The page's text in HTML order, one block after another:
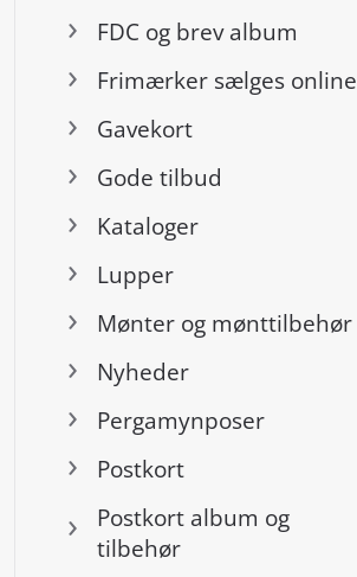
FDC og brev album
Frimærker sælges online
Gavekort
Gode tilbud
Kataloger
Lupper
Mønter og mønttilbehør
Nyheder
Pergamynposer
Postkort
Postkort album og
tilbehør